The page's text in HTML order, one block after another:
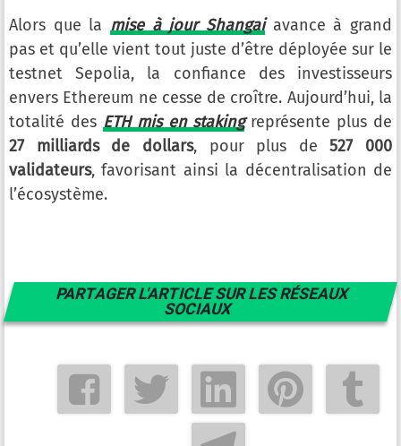
Alors que la mise à jour Shangaiavance à grand
pas et qu’elle vient tout juste d’être déployée sur le
testnet Sepolia, la confiance des investisseurs
envers Ethereum ne cesse de croître. Aujourd’hui, la
totalité des ETH mis en stakingreprésente plus de
27 milliards de dollars, pour plus de527 000
validateurs, favorisant ainsi la décentralisation de
l’écosystème.
PARTAGER L'ARTICLE SUR LES RÉSEAUX
SOCIAUX